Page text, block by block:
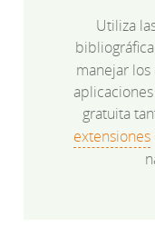
Utiliza
manejar los
gratuita
extensiones